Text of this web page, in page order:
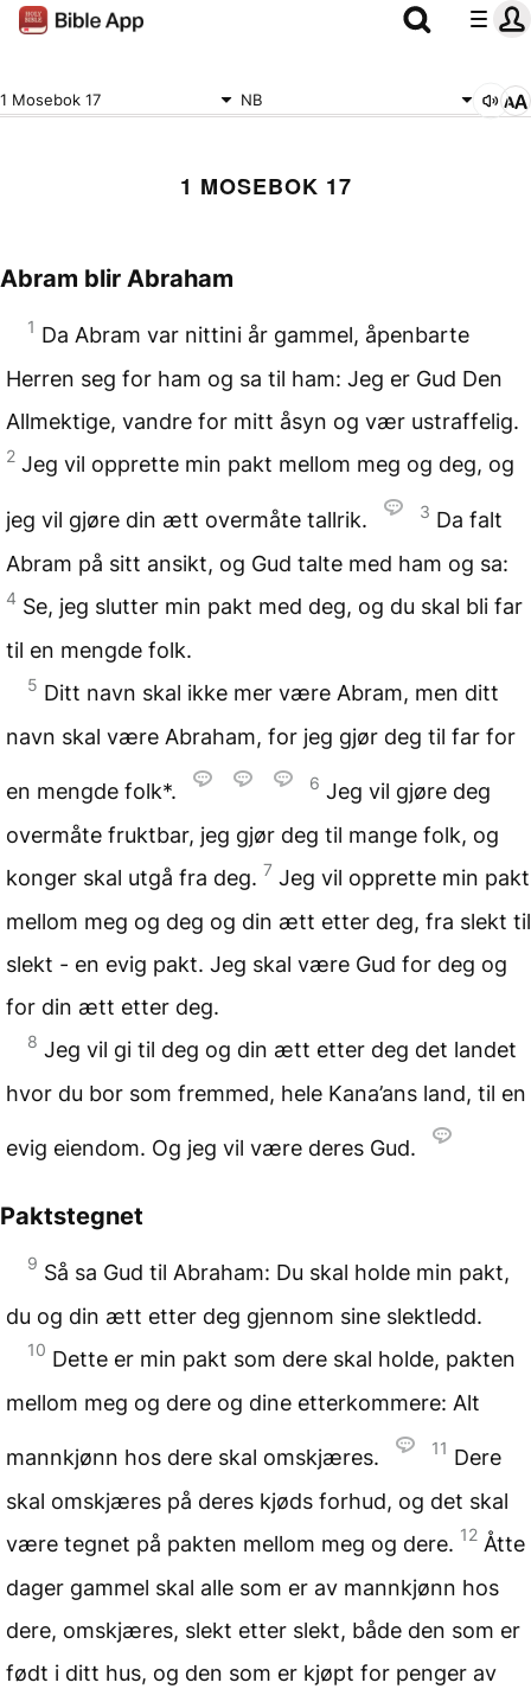
1 Mosebok 17 NB
1 MOSEBOK 17
Abram blir Abraham
1 Da Abram var nittini år gammel, åpenbarte
Herren seg for ham og sa til ham: Jeg er Gud Den
Allmektige, vandre for mitt åsyn og vær ustraffelig.
2 Jeg vil opprette min pakt mellom meg og deg, og
jeg vil gjøre din ætt overmåte tallrik. 3 Da falt
Abram på sitt ansikt, og Gud talte med ham og sa:
4 Se, jeg slutter min pakt med deg, og du skal bli far
til en mengde folk.
5 Ditt navn skal ikke mer være Abram, men ditt
navn skal være Abraham, for jeg gjør deg til far for
en mengde folk*. 6 Jeg vil gjøre deg
overmåte fruktbar, jeg gjør deg til mange folk, og
konger skal utgå fra deg. 7 Jeg vil opprette min pakt
mellom meg og deg og din ætt etter deg, fra slekt til
slekt - en evig pakt. Jeg skal være Gud for deg og
for din ætt etter deg.
8 Jeg vil gi til deg og din ætt etter deg det landet
hvor du bor som fremmed, hele Kana’ans land, til en
evig eiendom. Og jeg vil være deres Gud.
Paktstegnet
9 Så sa Gud til Abraham: Du skal holde min pakt,
du og din ætt etter deg gjennom sine slektledd.
10 Dette er min pakt som dere skal holde, pakten
mellom meg og dere og dine etterkommere: Alt
mannkjønn hos dere skal omskjæres. 11 Dere
skal omskjæres på deres kjøds forhud, og det skal
være tegnet på pakten mellom meg og dere. 12 Åtte
dager gammel skal alle som er av mannkjønn hos
dere, omskjæres, slekt etter slekt, både den som er
født i ditt hus, og den som er kjøpt for penger av